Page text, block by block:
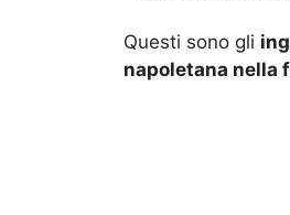
Questi sono gli
napoletana nella